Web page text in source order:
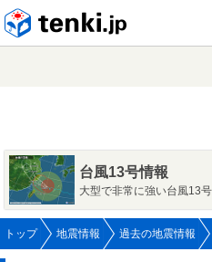
台風13号情報
大型で非常に強い台風13
トップ 地震情報 過去の地震情報